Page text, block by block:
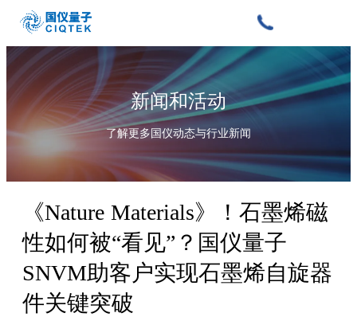
新闻和活动
了解更多国仪动态与行业新闻
《Nature Materials》！石墨烯磁
性如何被“看见”？国仪量子
SNVM助客户实现石墨烯自旋器
件关键突破